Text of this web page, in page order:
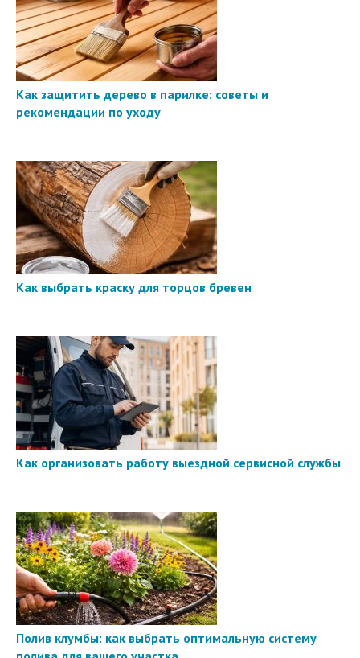
Как защитить дерево в парилке: советы и
рекомендации по уходу
Как выбрать краску для торцов бревен
Как организовать работу выездной сервисной службы
Полив клумбы: как выбрать оптимальную систему